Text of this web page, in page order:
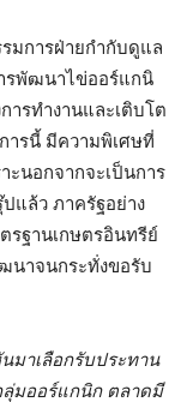
มการฝ่ายกำกับดูแล
รพัฒนาไข่ออร์แกนิ
ารทำงานและเติบโต
ารนี้ มีความพิเศษที่
ะนอกจากจะเป็นการ
แล้ว ภาครัฐอย่าง
รฐานเกษตรอินทรีย์
นาจนกระทั่งขอรับ
มาเลือกรับประทาน
มออร์แกนิก ตลาดมี